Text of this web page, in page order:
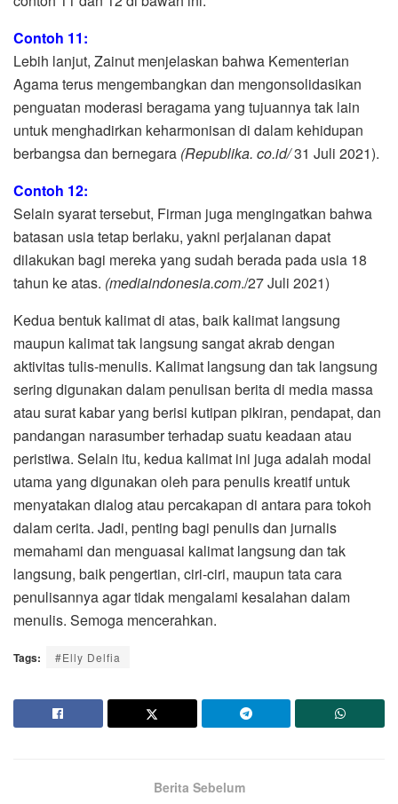
Contoh 11:
Lebih lanjut, Zainut menjelaskan bahwa Kementerian
Agama terus mengembangkan dan mengonsolidasikan
penguatan moderasi beragama yang tujuannya tak lain
untuk menghadirkan keharmonisan di dalam kehidupan
berbangsa dan bernegara (Republika. co.id/31 Juli 2021).
Contoh 12:
Selain syarat tersebut, Firman juga mengingatkan bahwa
batasan usia tetap berlaku, yakni perjalanan dapat
dilakukan bagi mereka yang sudah berada pada usia 18
tahun ke atas. (mediaindonesia.com./27 Juli 2021)
Kedua bentuk kalimat di atas, baik kalimat langsung
maupun kalimat tak langsung sangat akrab dengan
aktivitas tulis-menulis. Kalimat langsung dan tak langsung
sering digunakan dalam penulisan berita di media massa
atau surat kabar yang berisi kutipan pikiran, pendapat, dan
pandangan narasumber terhadap suatu keadaan atau
peristiwa. Selain itu, kedua kalimat ini juga adalah modal
utama yang digunakan oleh para penulis kreatif untuk
menyatakan dialog atau percakapan di antara para tokoh
dalam cerita. Jadi, penting bagi penulis dan jurnalis
memahami dan menguasai kalimat langsung dan tak
langsung, baik pengertian, ciri-ciri, maupun tata cara
penulisannya agar tidak mengalami kesalahan dalam
menulis. Semoga mencerahkan.
Tags: #Elly Delfia
Berita Sebelum